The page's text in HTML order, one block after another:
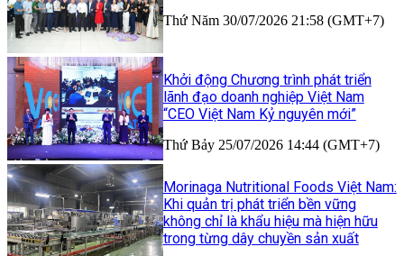
Thứ Năm 30/07/2026 21:58 (GMT+7)
Khởi động Chương trình phát triển
lãnh đạo doanh nghiệp Việt Nam
“CEO Việt Nam Kỷ nguyên mới”
Thứ Bảy 25/07/2026 14:44 (GMT+7)
Morinaga Nutritional Foods Việt Nam:
Khi quản trị phát triển bền vững
không chỉ là khẩu hiệu mà hiện hữu
trong từng dây chuyền sản xuất